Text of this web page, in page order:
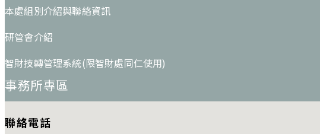
本處組別介紹與聯絡資訊
研管會介紹
智財技轉管理系統(限智財處同仁使用)
事務所專區
聯絡電話